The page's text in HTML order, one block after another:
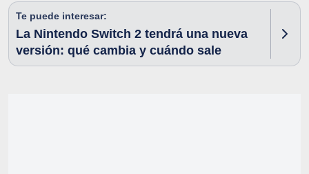
Te puede interesar:
La Nintendo Switch 2 tendrá una nueva
versión: qué cambia y cuándo sale